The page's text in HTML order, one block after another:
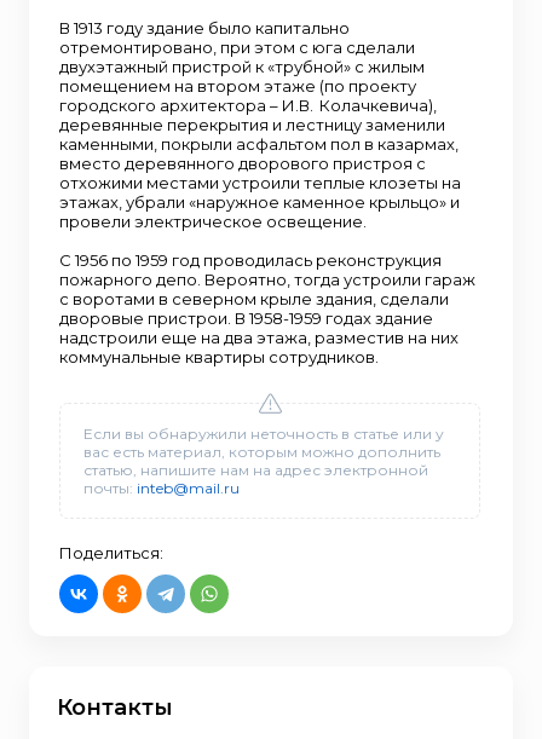
В 1913 году здание было капитально
отремонтировано, при этом с юга сделали
двухэтажный пристрой к «трубной» с жилым
помещением на втором этаже (по проекту
городского архитектора – И.В. Колачкевича),
деревянные перекрытия и лестницу заменили
каменными, покрыли асфальтом пол в казармах,
вместо деревянного дворового пристроя с
отхожими местами устроили теплые клозеты на
этажах, убрали «наружное каменное крыльцо» и
провели электрическое освещение.
С 1956 по 1959 год проводилась реконструкция
пожарного депо. Вероятно, тогда устроили гараж
с воротами в северном крыле здания, сделали
дворовые пристрои. В 1958-1959 годах здание
надстроили еще на два этажа, разместив на них
коммунальные квартиры сотрудников.
Если вы обнаружили неточность в статье или у
вас есть материал, которым можно дополнить
статью, напишите нам на адрес электронной
почты: inteb@mail.ru
Поделиться:
Контакты